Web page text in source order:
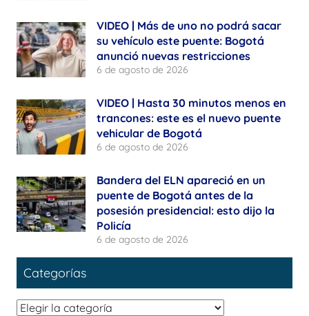
VIDEO | Más de uno no podrá sacar
su vehículo este puente: Bogotá
anunció nuevas restricciones
6 de agosto de 2026
VIDEO | Hasta 30 minutos menos en
trancones: este es el nuevo puente
vehicular de Bogotá
6 de agosto de 2026
Bandera del ELN apareció en un
puente de Bogotá antes de la
posesión presidencial: esto dijo la
Policía
6 de agosto de 2026
Categorías
Categorías